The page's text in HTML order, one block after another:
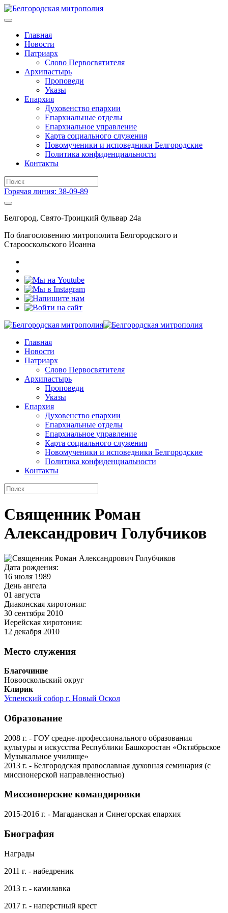
Главная
Новости
Патриарх
Слово Первосвятителя
Архипастырь
Проповеди
Указы
Епархия
Духовенство епархии
Епархиальные отделы
Епархиальное управление
Карта социального служения
Новомученики и исповедники Белгородские
Политика конфиденциальности
Контакты
Горячая линия: 38-09-89
Белгород, Свято-Троицкий бульвар 24а
По благословению митрополита Белгородского и
Старооскольского Иоанна
Главная
Новости
Патриарх
Слово Первосвятителя
Архипастырь
Проповеди
Указы
Епархия
Духовенство епархии
Епархиальные отделы
Епархиальное управление
Карта социального служения
Новомученики и исповедники Белгородские
Политика конфиденциальности
Контакты
Священник Роман
Александрович Голубчиков
Дата рождения:
16 июля 1989
День ангела
01 августа
Диаконская хиротония:
30 сентября 2010
Иерейская хиротония:
12 декабря 2010
Место служения
Благочиние
Новооскольский округ
Клирик
Успенский собор г. Новый Оскол
Образование
2008 г. - ГОУ средне-профессионального образования
культуры и искусства Республики Башкоростан «Октябрьское
Музыкальное училище»
2013 г. - Белгородская православная духовная семинария (с
миссионерской направленностью)
Миссионерские командировки
2015-2016 г. - Магаданская и Синегорская епархия
Биография
Награды
2011 г. - набедреник
2013 г. - камилавка
2017 г. - наперстный крест